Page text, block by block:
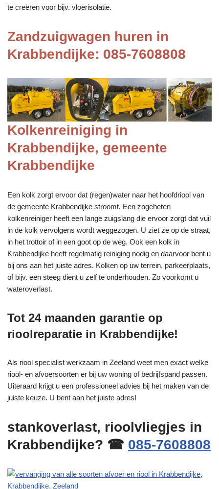
te creëren voor bijv. vloerisolatie.
Zandzuigwagen huren in
Krabbendijke: 085-7608808
Kolkenreiniging in
Krabbendijke, gemeente
Krabbendijke
Een kolk zorgt ervoor dat (regen)water naar het hoofdriool van
de gemeente Krabbendijke stroomt. Een zogeheten
kolkenreiniger heeft een lange zuigslang die ervoor zorgt dat vuil
in de kolk vervolgens wordt weggezogen. U ziet ze op de straat,
in het trottoir of in een goot op de weg. Ook een kolk in
Krabbendijke heeft regelmatig reiniging nodig en daarvoor bent u
bij ons aan het juiste adres. Kolken op uw terrein, parkeerplaats,
of bijv. een steeg dient u zelf te onderhouden. Zo voorkomt u
wateroverlast.
Tot 24 maanden garantie op
rioolreparatie in Krabbendijke!
Als riool specialist werkzaam in Zeeland weet men exact welke
riool- en afvoersoorten er bij uw woning of bedrijfspand passen.
Uiteraard krijgt u een professioneel advies bij het maken van de
juiste keuze. U bent aan het juiste adres!
stankoverlast, rioolvliegjes in
Krabbendijke? ☎ 085-7608808